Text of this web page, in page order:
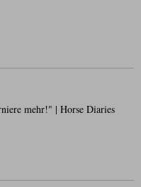
mehr!" | Horse Diaries